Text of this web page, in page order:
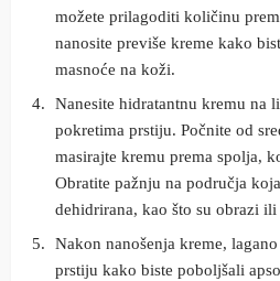
možete prilagoditi količinu
nanosite previše kreme kako
masnoće na koži.
Nanesite hidratantnu kremu na
pokretima prstiju. Počnite od
masirajte kremu prema spolja,
Obratite pažnju na područja
dehidrirana, kao što su obrazi ili
Nakon nanošenja kreme,
prstiju kako biste poboljšali